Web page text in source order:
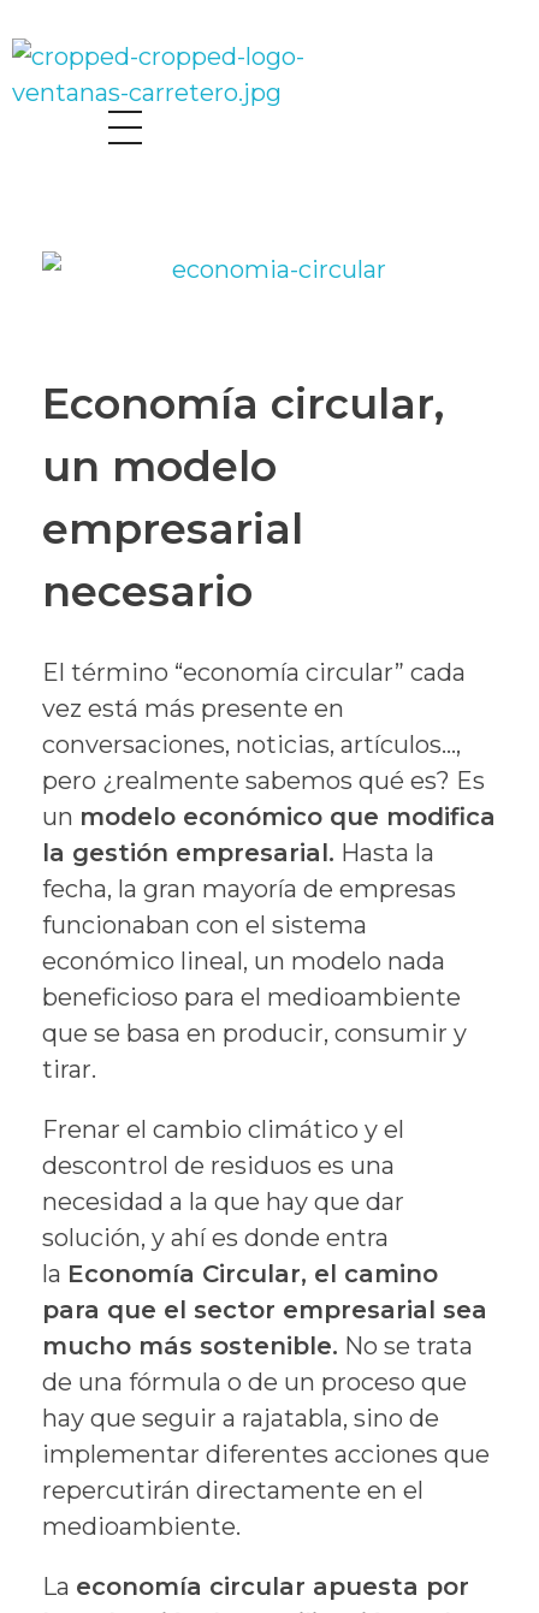
Economía circular,
un modelo
empresarial
necesario
El término “economía circular” cada
vez está más presente en
conversaciones, noticias, artículos…,
pero ¿realmente sabemos qué es? Es
un modelo económico que modifica
la gestión empresarial. Hasta la
fecha, la gran mayoría de empresas
funcionaban con el sistema
económico lineal, un modelo nada
beneficioso para el medioambiente
que se basa en producir, consumir y
tirar.
Frenar el cambio climático y el
descontrol de residuos es una
necesidad a la que hay que dar
solución, y ahí es donde entra
la Economía Circular, el camino
para que el sector empresarial sea
mucho más sostenible. No se trata
de una fórmula o de un proceso que
hay que seguir a rajatabla, sino de
implementar diferentes acciones que
repercutirán directamente en el
medioambiente.
La economía circular apuesta por